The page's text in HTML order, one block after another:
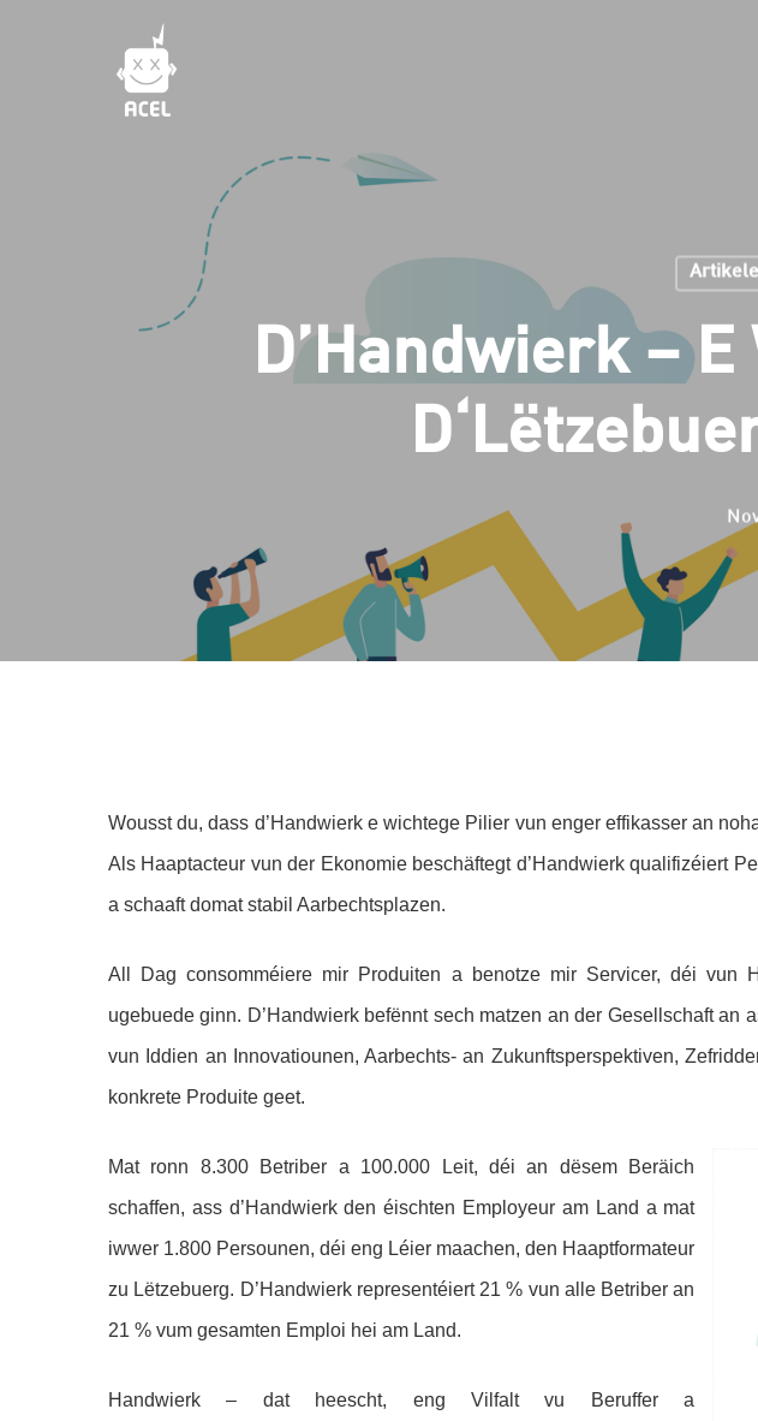
Hit enter to search or ESC to close
D’Handwierk –
Wousst du, dass d’Handwierk e wichtege Pilier vun enger effikasser an
Als Haaptacteur vun der Ekonomie beschäftegt d’Handwierk qualifizéiert
a schaaft domat stabil Aarbechtsplazen.
All Dag consomméiere mir Produiten a benotze mir Servicer, déi vun
ugebuede ginn. D’Handwierk befënnt sech matzen an der Gesellschaft an
vun Iddien an Innovatiounen, Aarbechts- an Zukunftsperspektiven,
konkrete Produite geet.
Mat ronn 8.300 Betriber a 100.000 Leit, déi an dësem Beräich
schaffen, ass d’Handwierk den éischten Employeur am Land a mat
iwwer 1.800 Persounen, déi eng Léier maachen, den Haaptformateur
zu Lëtzebuerg. D’Handwierk representéiert 21 % vun alle Betriber an
21 % vum gesamten Emploi hei am Land.
Handwierk – dat heescht, eng Vilfalt vu Beruffer a